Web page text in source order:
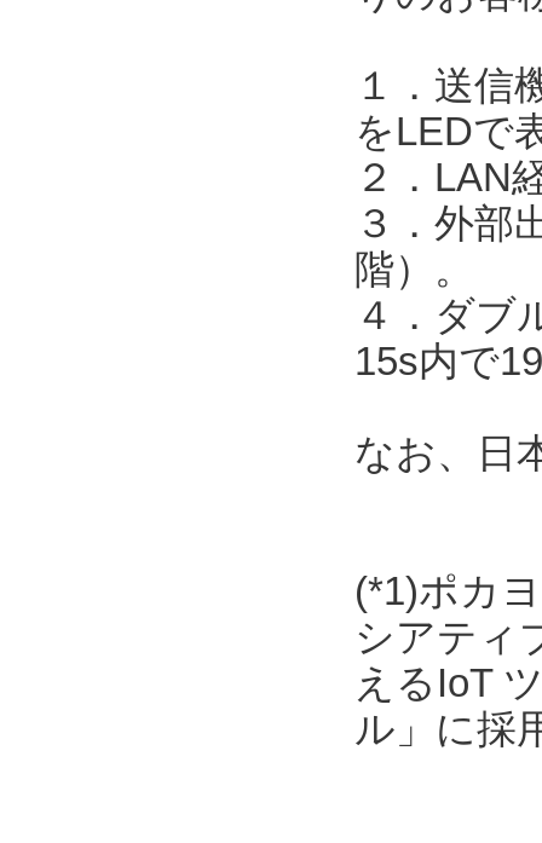
１．送信
をLEDで
２．LAN
３．外部
階）。
４．ダブ
15s内で
なお、日
(*1)ポカ
シアティ
えるIoT
ル」に採